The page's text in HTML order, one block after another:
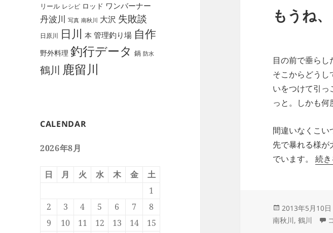
リール レシピ ロッド ワンバーナー
丹波川 写真 南秋川 大沢 失敗談
日原川 日川 本 管理釣り場 自作
野外料理 釣行データ 鍋 防水
鶴川 鹿留川
CALENDAR
2026年8月
日 月 火 水 木 金
土
1
2
3 4 5 6 7
8
9
10 11 12 13 14
15
もうね
目の前で垂らし
そこからどうし
いをつけて引っ
っと。しかも何
間違いなくこ
先で暴れる様が
でいます。 続
投
日:
2013年5月10日
南秋川, 鶴川